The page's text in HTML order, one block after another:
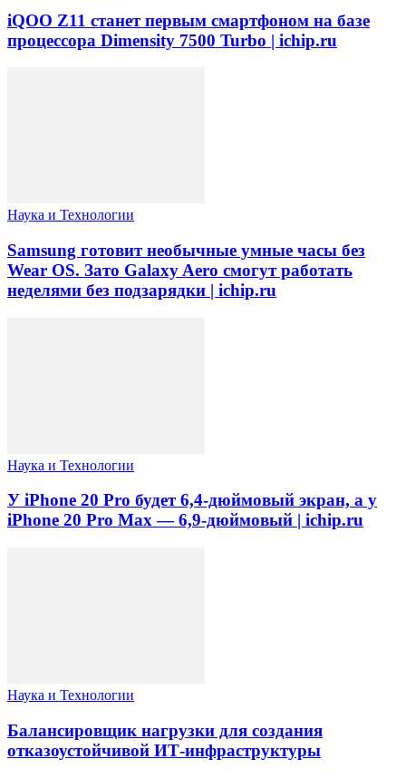
iQOO Z11 станет первым смартфоном на базе
процессора Dimensity 7500 Turbo | ichip.ru
Наука и Технологии
Samsung готовит необычные умные часы без
Wear OS. Зато Galaxy Aero смогут работать
неделями без подзарядки | ichip.ru
Наука и Технологии
У iPhone 20 Pro будет 6,4-дюймовый экран, а у
iPhone 20 Pro Max — 6,9-дюймовый | ichip.ru
Наука и Технологии
Балансировщик нагрузки для создания
отказоустойчивой ИТ-инфраструктуры